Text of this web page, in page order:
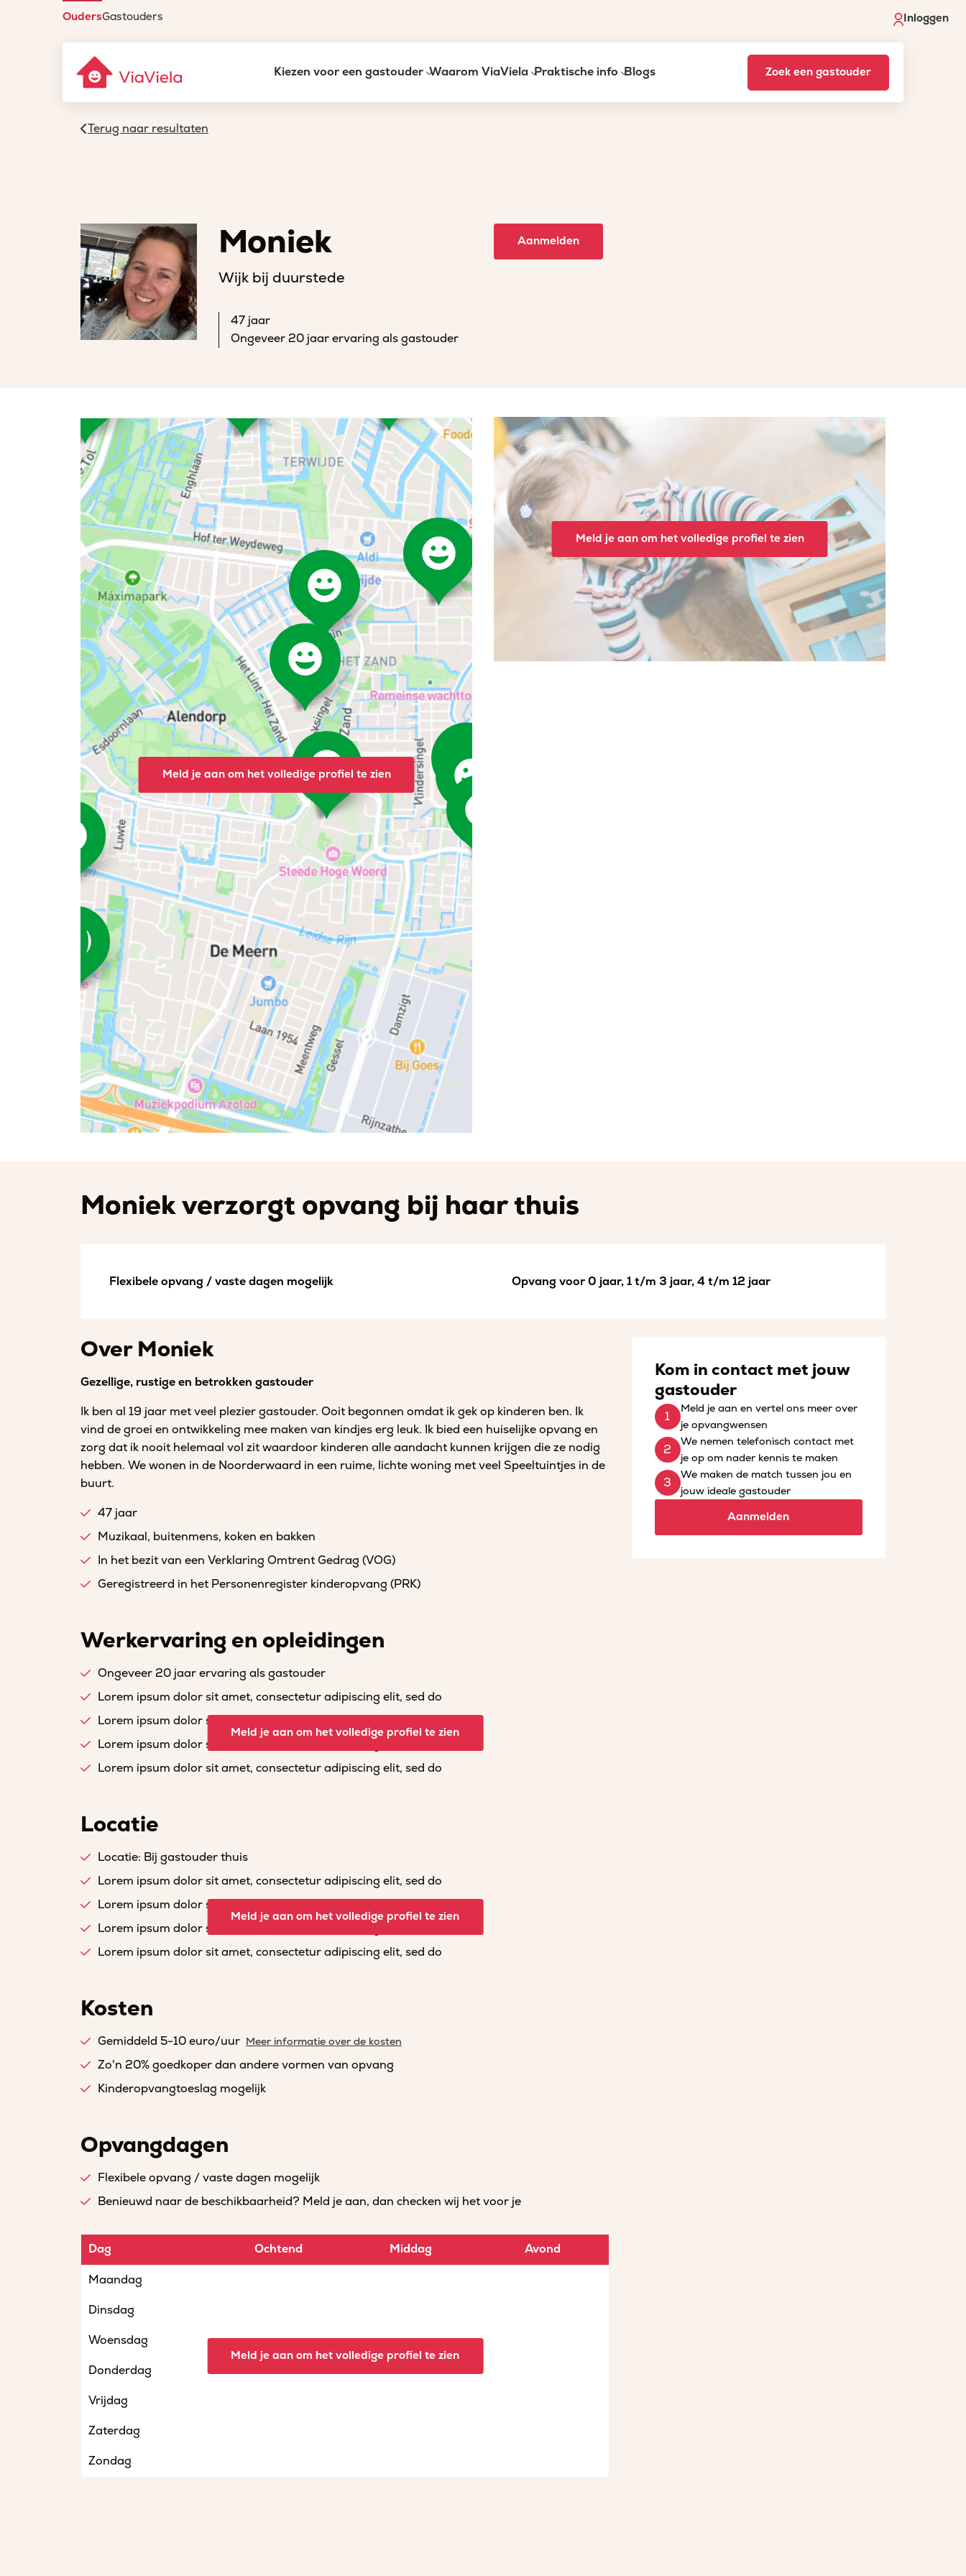
OudersGastouders Inloggen
Kiezen voor een gastouder Waarom ViaViela Praktische info Blogs Zoek een gastouder
Terug naar resultaten
Moniek
Wijk bij duurstede
47 jaar
Ongeveer 20 jaar ervaring als gastouder
Aanmelden
Meld je aan om het volledige profiel te zien
Meld je aan om het volledige profiel te zien
Moniek verzorgt opvang bij haar thuis
Flexibele opvang / vaste dagen mogelijk Opvang voor 0 jaar, 1 t/m 3 jaar, 4 t/m 12 jaar
Over Moniek
Gezellige, rustige en betrokken gastouder
Ik ben al 19 jaar met veel plezier gastouder. Ooit begonnen omdat ik gek op kinderen ben. Ik
vind de groei en ontwikkeling mee maken van kindjes erg leuk. Ik bied een huiselijke opvang en
zorg dat ik nooit helemaal vol zit waardoor kinderen alle aandacht kunnen krijgen die ze nodig
hebben. We wonen in de Noorderwaard in een ruime, lichte woning met veel Speeltuintjes in de
buurt.
47 jaar
Muzikaal, buitenmens, koken en bakken
In het bezit van een Verklaring Omtrent Gedrag (VOG)
Geregistreerd in het Personenregister kinderopvang (PRK)
Kom in contact met jouw
gastouder
Meld je aan en vertel ons meer over
je opvangwensen
We nemen telefonisch contact met
je op om nader kennis te maken
We maken de match tussen jou en
jouw ideale gastouder
Aanmelden
Werkervaring en opleidingen
Ongeveer 20 jaar ervaring als gastouder
Lorem ipsum dolor sit amet, consectetur adipiscing elit, sed do
Lorem ipsum dolor sit amet, consectetur adipiscing elit, sed do
Lorem ipsum dolor sit amet, consectetur adipiscing elit, sed do
Lorem ipsum dolor sit amet, consectetur adipiscing elit, sed do
Meld je aan om het volledige profiel te zien
Locatie
Locatie: Bij gastouder thuis
Lorem ipsum dolor sit amet, consectetur adipiscing elit, sed do
Lorem ipsum dolor sit amet, consectetur adipiscing elit, sed do
Lorem ipsum dolor sit amet, consectetur adipiscing elit, sed do
Lorem ipsum dolor sit amet, consectetur adipiscing elit, sed do
Meld je aan om het volledige profiel te zien
Kosten
Gemiddeld 5-10 euro/uur Meer informatie over de kosten
Zo'n 20% goedkoper dan andere vormen van opvang
Kinderopvangtoeslag mogelijk
Opvangdagen
Flexibele opvang / vaste dagen mogelijk
Benieuwd naar de beschikbaarheid? Meld je aan, dan checken wij het voor je
Dag Ochtend Middag Avond
Maandag
Dinsdag
Woensdag
Donderdag
Vrijdag
Zaterdag
Zondag
Meld je aan om het volledige profiel te zien